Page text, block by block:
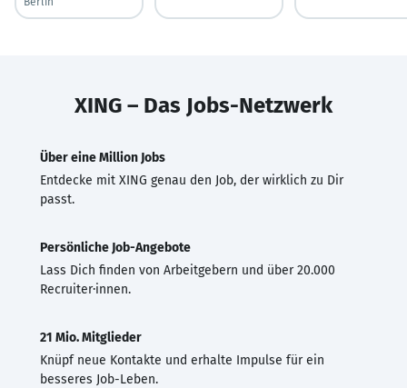
XING – Das Jobs-Netzwerk
Über eine Million Jobs
Entdecke mit XING genau den Job, der wirklich zu Dir
passt.
Persönliche Job-Angebote
Lass Dich finden von Arbeitgebern und über 20.000
Recruiter·innen.
21 Mio. Mitglieder
Knüpf neue Kontakte und erhalte Impulse für ein
besseres Job-Leben.